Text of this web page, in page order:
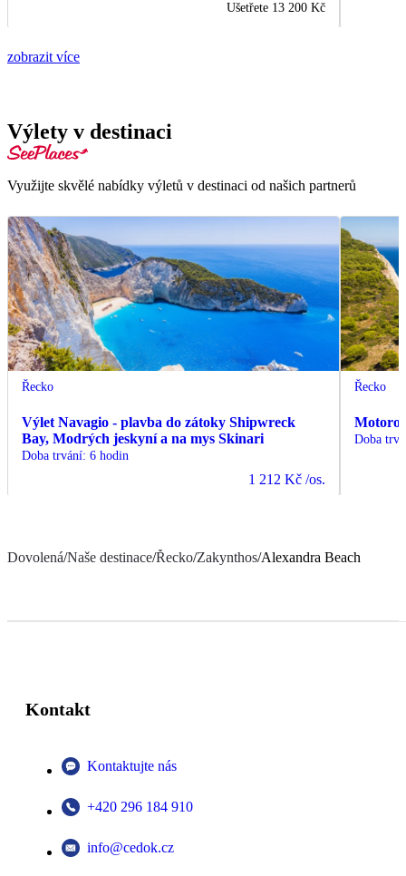
Ušetřete 13 200 Kč
zobrazit více
Výlety v destinaci
Využijte skvělé nabídky výletů v destinaci od našich partnerů
Řecko
Výlet Navagio - plavba do zátoky Shipwreck
Bay, Modrých jeskyní a na mys Skinari
Doba trvání: 6 hodin
1 212 Kč /os.
Řecko
Doba
Dovolená/Naše destinace/Řecko/Zakynthos/Alexandra Beach
Kontakt
Kontaktujte nás
+420 296 184 910
info@cedok.cz